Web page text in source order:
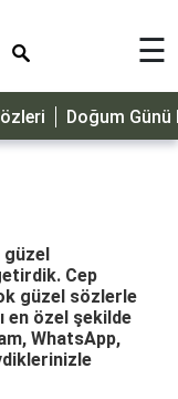
☰
Doğum Günü
güzel
Cep
güzel sözlerle
en özel şekilde
WhatsApp,